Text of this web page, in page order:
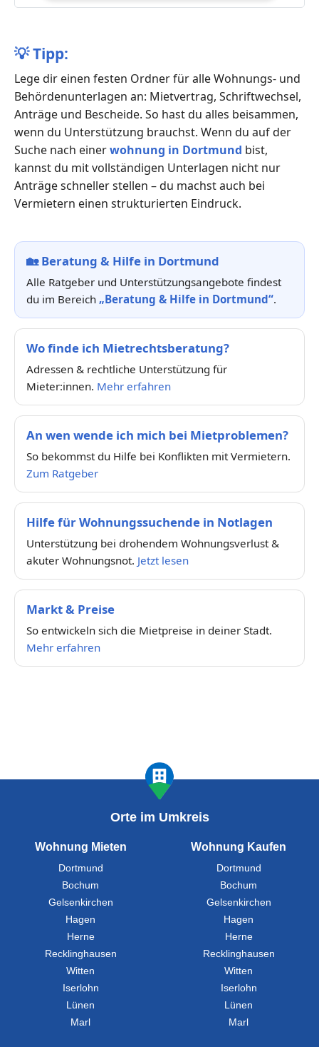
💡Tipp:
Lege dir einen festen Ordner für alle Wohnungs- und
Behördenunterlagen an: Mietvertrag, Schriftwechsel,
Anträge und Bescheide. So hast du alles beisammen,
wenn du Unterstützung brauchst. Wenn du auf der
Suche nach einerwohnung in Dortmund bist,
kannst du mit vollständigen Unterlagen nicht nur
Anträge schneller stellen – du machst auch bei
Vermietern einen strukturierten Eindruck.
🏡Beratung & Hilfe in Dortmund
Alle Ratgeber und Unterstützungsangebote findest
du im Bereich „Beratung & Hilfe in Dortmund“.
Wo finde ich Mietrechtsberatung?
Adressen & rechtliche Unterstützung für
Mieter:innen. Mehr erfahren
An wen wende ich mich bei Mietproblemen?
So bekommst du Hilfe bei Konflikten mit Vermietern.
Zum Ratgeber
Hilfe für Wohnungssuchende in Notlagen
Unterstützung bei drohendem Wohnungsverlust &
akuter Wohnungsnot. Jetzt lesen
Markt & Preise
So entwickeln sich die Mietpreise in deiner Stadt.
Mehr erfahren
Orte im Umkreis
Wohnung Mieten
Dortmund
Bochum
Gelsenkirchen
Hagen
Herne
Recklinghausen
Witten
Iserlohn
Lünen
Marl
Wohnung Kaufen
Dortmund
Bochum
Gelsenkirchen
Hagen
Herne
Recklinghausen
Witten
Iserlohn
Lünen
Marl